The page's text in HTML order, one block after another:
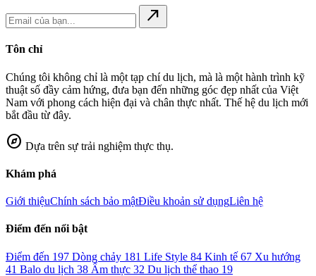
north_east
Tôn chỉ
Chúng tôi không chỉ là một tạp chí du lịch, mà là một hành trình kỹ
thuật số đầy cảm hứng, đưa bạn đến những góc đẹp nhất của Việt
Nam với phong cách hiện đại và chân thực nhất. Thế hệ du lịch mới
bắt đầu từ đây.
explore Dựa trên sự trải nghiệm thực thụ.
Khám phá
Giới thiệuChính sách bảo mậtĐiều khoản sử dụngLiên hệ
Điểm đến nổi bật
Điểm đến 197 Dòng chảy 181 Life Style 84 Kinh tế 67 Xu hướng
41 Balo du lịch 38 Ẩm thực 32 Du lịch thể thao 19